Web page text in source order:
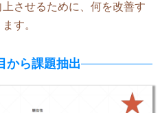
させるために、何を改善す
す。
から課題抽出